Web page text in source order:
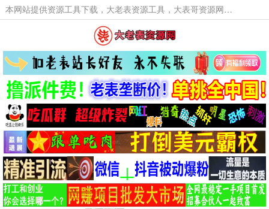
本网站提供资源工具下载，大老表资源工具，大表哥资源网软件工具，大老表资源下载，活动线报福利资源分享,活动线报，大型网游经典游戏，网络热门技术游戏辅助交流与分享。